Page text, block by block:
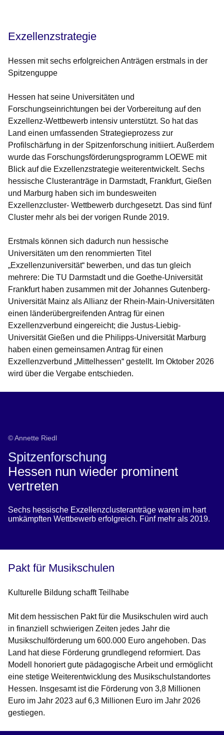
Exzellenzstrategie
Hessen mit sechs erfolgreichen Anträgen erstmals in der
Spitzenguppe
Hessen hat seine Universitäten und
Forschungseinrichtungen bei der Vorbereitung auf den
Exzellenz-Wettbewerb intensiv unterstützt. So hat das
Land einen umfassenden Strategieprozess zur
Profilschärfung in der Spitzenforschung initiiert. Außerdem
wurde das Forschungsförderungsprogramm LOEWE mit
Blick auf die Exzellenzstrategie weiterentwickelt. Sechs
hessische Clusteranträge in Darmstadt, Frankfurt, Gießen
und Marburg haben sich im bundesweiten
Exzellenzcluster- Wettbewerb durchgesetzt. Das sind fünf
Cluster mehr als bei der vorigen Runde 2019.
Erstmals können sich dadurch nun hessische
Universitäten um den renommierten Titel
„Exzellenzuniversität“ bewerben, und das tun gleich
mehrere: Die TU Darmstadt und die Goethe-Universität
Frankfurt haben zusammen mit der Johannes Gutenberg-
Universität Mainz als Allianz der Rhein-Main-Universitäten
einen länderübergreifenden Antrag für einen
Exzellenzverbund eingereicht; die Justus-Liebig-
Universität Gießen und die Philipps-Universität Marburg
haben einen gemeinsamen Antrag für einen
Exzellenzverbund „Mittelhessen“ gestellt. Im Oktober 2026
wird über die Vergabe entschieden.
© Annette Riedl
Spitzenforschung
Hessen nun wieder prominent
vertreten
Sechs hessische Exzellenzclusteranträge waren im hart
umkämpften Wettbewerb erfolgreich. Fünf mehr als 2019.
Pakt für Musikschulen
Kulturelle Bildung schafft Teilhabe
Mit dem hessischen Pakt für die Musikschulen wird auch
in finanziell schwierigen Zeiten jedes Jahr die
Musikschulförderung um 600.000 Euro angehoben. Das
Land hat diese Förderung grundlegend reformiert. Das
Modell honoriert gute pädagogische Arbeit und ermöglicht
eine stetige Weiterentwicklung des Musikschulstandortes
Hessen. Insgesamt ist die Förderung von 3,8 Millionen
Euro im Jahr 2023 auf 6,3 Millionen Euro im Jahr 2026
gestiegen.